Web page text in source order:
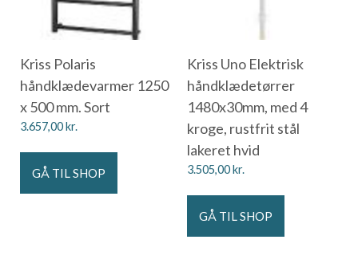
Kriss Polaris
håndklædevarmer 1250
x 500 mm. Sort
3.657,00kr.
GÅ TIL SHOP
Kriss Uno Elektrisk
håndklædetørrer
1480x30mm, med 4
kroge, rustfrit stål
lakeret hvid
3.505,00kr.
GÅ TIL SHOP